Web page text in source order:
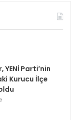
YENİ Parti’nin
Kurucu İlçe